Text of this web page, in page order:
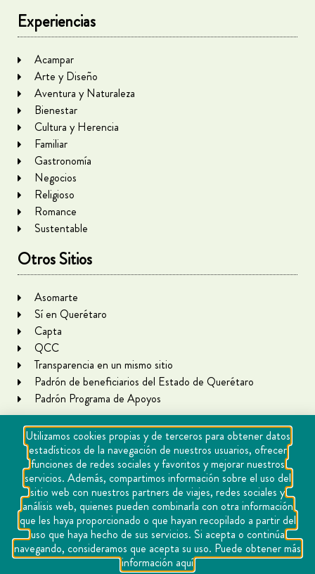
Experiencias
Acampar
Arte y Diseño
Aventura y Naturaleza
Bienestar
Cultura y Herencia
Familiar
Gastronomía
Negocios
Religioso
Romance
Sustentable
Otros Sitios
Asomarte
Sí en Querétaro
Capta
QCC
Transparencia en un mismo sitio
Padrón de beneficiarios del Estado de Querétaro
Padrón Programa de Apoyos
Copyright Querétaro Travel 2021 | v 1.1
Cookies
Utilizamos cookies propias y de terceros para obtener datos
estadísticos de la navegación de nuestros usuarios, ofrecer
funciones de redes sociales y favoritos y mejorar nuestros
servicios. Además, compartimos información sobre el uso del
sitio web con nuestros partners de viajes, redes sociales y
análisis web, quienes pueden combinarla con otra información
que les haya proporcionado o que hayan recopilado a partir del
uso que haya hecho de sus servicios. Si acepta o continúa
navegando, consideramos que acepta su uso. Puede obtener más
información aquí